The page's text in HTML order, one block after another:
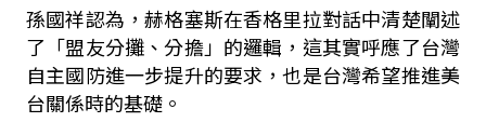
孫國祥認為，赫格塞斯在香格里拉對話中清楚闡述
了「盟友分攤、分擔」的邏輯，這其實呼應了台灣
自主國防進一步提升的要求，也是台灣希望推進美
台關係時的基礎。